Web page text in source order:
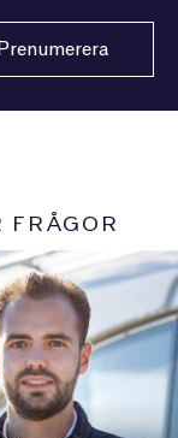
Prenumerera
FRÅGOR